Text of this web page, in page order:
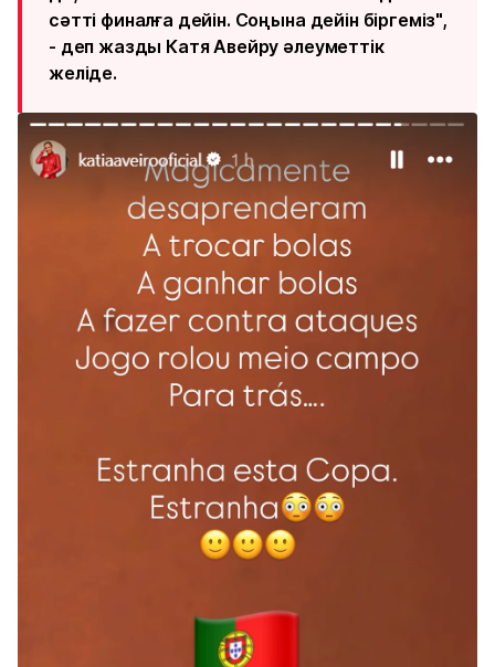
сәтті финалға дейін. Соңына дейін біргеміз",
- деп жазды Катя Авейру әлеуметтік
желіде.